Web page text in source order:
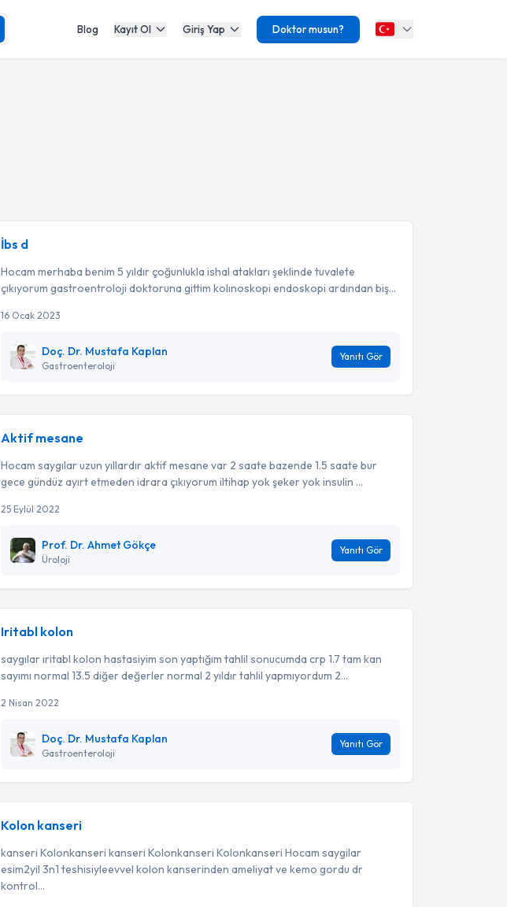
Blog Kayıt Ol Giriş Yap Doktor musun?
İbs d
Hocam merhaba benim 5 yıldır çoğunlukla ishal atakları şeklinde tuvalete
çıkıyorum gastroentroloji doktoruna gittim kolınoskopi endoskopi ardından biş...
16 Ocak 2023
Doç. Dr. Mustafa Kaplan
Gastroenteroloji
Yanıtı Gör
Aktif mesane
Hocam saygılar uzun yıllardır aktif mesane var 2 saate bazende 1.5 saate bur
gece gündüz ayırt etmeden idrara çıkıyorum iltihap yok şeker yok insulin ...
25 Eylül 2022
Prof. Dr. Ahmet Gökçe
Üroloji
Yanıtı Gör
Iritabl kolon
saygılar ıritabl kolon hastasiyim son yaptığım tahlil sonucumda crp 1.7 tam kan
sayımı normal 13.5 diğer değerler normal 2 yıldır tahlil yapmıyordum 2...
2 Nisan 2022
Doç. Dr. Mustafa Kaplan
Gastroenteroloji
Yanıtı Gör
Kolon kanseri
kanseri Kolonkanseri kanseri Kolonkanseri Kolonkanseri Hocam saygilar
esim2yil 3n1 teshisiyleevvel kolon kanserinden ameliyat ve kemo gordu dr
kontrol...